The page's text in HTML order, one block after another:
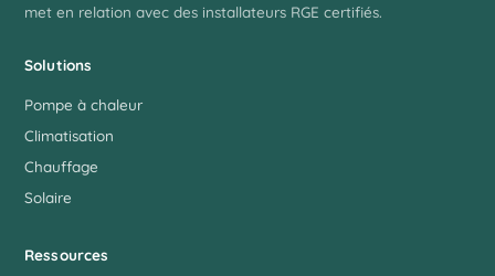
met en relation avec des installateurs RGE certifiés.
Solutions
Pompe à chaleur
Climatisation
Chauffage
Solaire
Ressources